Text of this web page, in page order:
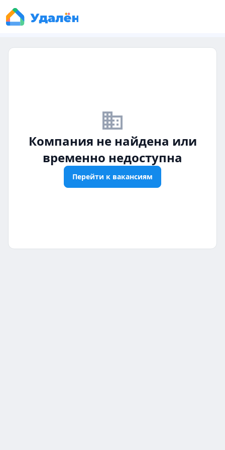
business_off
Компания не найдена или
временно недоступна
Перейти к вакансиям